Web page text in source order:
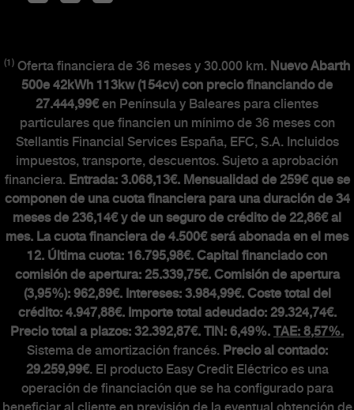
CLIENTES
The Scorpionship
Asistencia y recambios
Accesorios
MUNDO ABARTH
Abarth Classiche
(1) Oferta financiera de 36 meses y 30.000 km. Nuevo Abarth
500e 42kWh 113kw (154cv) con precio financiando de
27.444,99€en Península y Baleares para clientes
particulares que financien un mínimo de 36 meses con
Stellantis Financial Services España, EFC, S.A. Incluidos
impuestos, transporte, descuentos. Sujeto a aprobación
financiera. Entrada: 3.068,13€. Mensualidad de 259€ que se
componen de una cuota financiera para una duración de 34
meses de 236,14€ y de un seguro de crédito de 22,86€ al
mes. La cuota financiera de 4.500€ será abonada en el mes
12. Última cuota: 16.795,98€. Capital financiado con
comisión de apertura: 25.339,75€. Comisión de apertura
(3,95%): 962,89€. Intereses: 3.984,99€. Coste total del
crédito: 4.947,88€. Importe total adeudado: 29.324,74€.
Precio total a plazos: 32.392,87€. TIN: 6,49%. TAE: 8,57%.
Sistema de amortización francés. Precio al contado:
29.259,99€. El producto Easy Credit Eléctrico es una
operación de financiación que se ha configurado para